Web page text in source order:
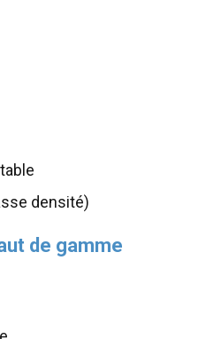
densité)
de gamme